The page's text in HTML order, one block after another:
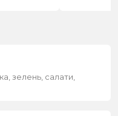
зелень, салати,